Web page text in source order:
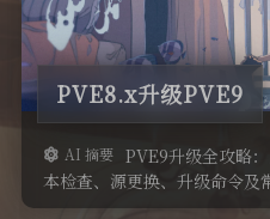
OS
工具类
开发记录
PVE8.x升级PVE9
AI 摘要 PVE9升级全攻略
本检查、源更换、升级命令及
统升级，体验新版本带来的性